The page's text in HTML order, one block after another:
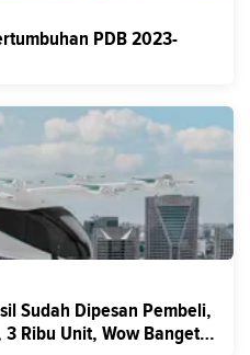
PDB 2023-
Sudah Dipesan Pembeli,
Ribu Unit, Wow Banget